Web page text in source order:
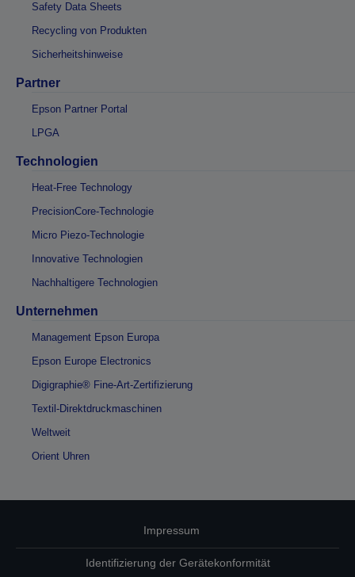
Safety Data Sheets
Recycling von Produkten
Sicherheitshinweise
Partner
Epson Partner Portal
LPGA
Technologien
Heat-Free Technology
PrecisionCore-Technologie
Micro Piezo-Technologie
Innovative Technologien
Nachhaltigere Technologien
Unternehmen
Management Epson Europa
Epson Europe Electronics
Digigraphie® Fine-Art-Zertifizierung
Textil-Direktdruckmaschinen
Weltweit
Orient Uhren
Impressum
Identifizierung der Gerätekonformität